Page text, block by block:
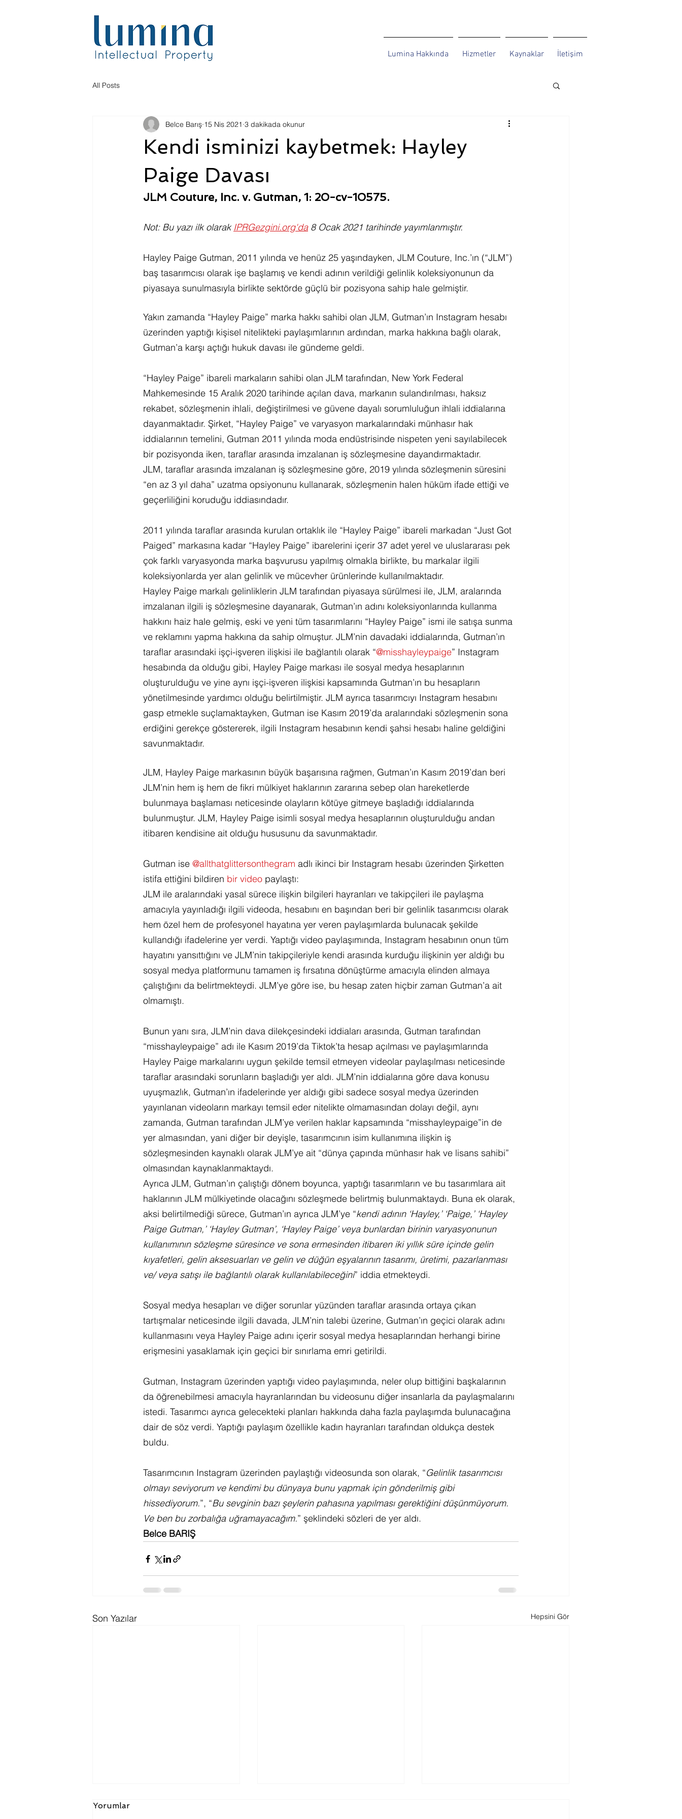
Lumina Hakkında Hizmetler Kaynaklar İletişim
All Posts
Kendi isminizi kaybetmek: Hayley
Paige Davası
Belce Barış 15 Nis 2021 3 dakikada okunur
JLM Couture, Inc. v. Gutman, 1: 20-cv-10575.
Not: Bu yazı ilk olarak IPRGezgini.org'da 8 Ocak 2021 tarihinde yayımlanmıştır.
Hayley Paige Gutman, 2011 yılında ve henüz 25 yaşındayken, JLM Couture, Inc.’ın (“JLM”)
baş tasarımcısı olarak işe başlamış ve kendi adının verildiği gelinlik koleksiyonunun da
piyasaya sunulmasıyla birlikte sektörde güçlü bir pozisyona sahip hale gelmiştir.
Yakın zamanda “Hayley Paige” marka hakkı sahibi olan JLM, Gutman’ın Instagram hesabı
üzerinden yaptığı kişisel nitelikteki paylaşımlarının ardından, marka hakkına bağlı olarak,
Gutman’a karşı açtığı hukuk davası ile gündeme geldi.
“Hayley Paige” ibareli markaların sahibi olan JLM tarafından, New York Federal
Mahkemesinde 15 Aralık 2020 tarihinde açılan dava, markanın sulandırılması, haksız
rekabet, sözleşmenin ihlali, değiştirilmesi ve güvene dayalı sorumluluğun ihlali iddialarına
dayanmaktadır. Şirket, “Hayley Paige” ve varyasyon markalarındaki münhasır hak
iddialarının temelini, Gutman 2011 yılında moda endüstrisinde nispeten yeni sayılabilecek
bir pozisyonda iken, taraflar arasında imzalanan iş sözleşmesine dayandırmaktadır.
JLM, taraflar arasında imzalanan iş sözleşmesine göre, 2019 yılında sözleşmenin süresini
“en az 3 yıl daha” uzatma opsiyonunu kullanarak, sözleşmenin halen hüküm ifade ettiği ve
geçerliliğini koruduğu iddiasındadır.
2011 yılında taraflar arasında kurulan ortaklık ile “Hayley Paige” ibareli markadan “Just Got
Paiged” markasına kadar “Hayley Paige” ibarelerini içerir 37 adet yerel ve uluslararası pek
çok farklı varyasyonda marka başvurusu yapılmış olmakla birlikte, bu markalar ilgili
koleksiyonlarda yer alan gelinlik ve mücevher ürünlerinde kullanılmaktadır.
Hayley Paige markalı gelinliklerin JLM tarafından piyasaya sürülmesi ile, JLM, aralarında
imzalanan ilgili iş sözleşmesine dayanarak, Gutman’ın adını koleksiyonlarında kullanma
hakkını haiz hale gelmiş, eski ve yeni tüm tasarımlarını “Hayley Paige” ismi ile satışa sunma
ve reklamını yapma hakkına da sahip olmuştur. JLM’nin davadaki iddialarında, Gutman’ın
taraflar arasındaki işçi-işveren ilişkisi ile bağlantılı olarak “@misshayleypaige” Instagram
hesabında da olduğu gibi, Hayley Paige markası ile sosyal medya hesaplarının
oluşturulduğu ve yine aynı işçi-işveren ilişkisi kapsamında Gutman’ın bu hesapların
yönetilmesinde yardımcı olduğu belirtilmiştir. JLM ayrıca tasarımcıyı Instagram hesabını
gasp etmekle suçlamaktayken, Gutman ise Kasım 2019’da aralarındaki sözleşmenin sona
erdiğini gerekçe göstererek, ilgili Instagram hesabının kendi şahsi hesabı haline geldiğini
savunmaktadır.
JLM, Hayley Paige markasının büyük başarısına rağmen, Gutman’ın Kasım 2019’dan beri
JLM’nin hem iş hem de fikri mülkiyet haklarının zararına sebep olan hareketlerde
bulunmaya başlaması neticesinde olayların kötüye gitmeye başladığı iddialarında
bulunmuştur. JLM, Hayley Paige isimli sosyal medya hesaplarının oluşturulduğu andan
itibaren kendisine ait olduğu hususunu da savunmaktadır.
Gutman ise @allthatglittersonthegram adlı ikinci bir Instagram hesabı üzerinden Şirketten
istifa ettiğini bildiren bir video paylaştı:
JLM ile aralarındaki yasal sürece ilişkin bilgileri hayranları ve takipçileri ile paylaşma
amacıyla yayınladığı ilgili videoda, hesabını en başından beri bir gelinlik tasarımcısı olarak
hem özel hem de profesyonel hayatına yer veren paylaşımlarda bulunacak şekilde
kullandığı ifadelerine yer verdi. Yaptığı video paylaşımında, Instagram hesabının onun tüm
hayatını yansıttığını ve JLM’nin takipçileriyle kendi arasında kurduğu ilişkinin yer aldığı bu
sosyal medya platformunu tamamen iş fırsatına dönüştürme amacıyla elinden almaya
çalıştığını da belirtmekteydi. JLM’ye göre ise, bu hesap zaten hiçbir zaman Gutman’a ait
olmamıştı.
Bunun yanı sıra, JLM’nin dava dilekçesindeki iddiaları arasında, Gutman tarafından
“misshayleypaige” adı ile Kasım 2019’da Tiktok’ta hesap açılması ve paylaşımlarında
Hayley Paige markalarını uygun şekilde temsil etmeyen videolar paylaşılması neticesinde
taraflar arasındaki sorunların başladığı yer aldı. JLM’nin iddialarına göre dava konusu
uyuşmazlık, Gutman’ın ifadelerinde yer aldığı gibi sadece sosyal medya üzerinden
yayınlanan videoların markayı temsil eder nitelikte olmamasından dolayı değil, aynı
zamanda, Gutman tarafından JLM’ye verilen haklar kapsamında “misshayleypaige”in de
yer almasından, yani diğer bir deyişle, tasarımcının isim kullanımına ilişkin iş
sözleşmesinden kaynaklı olarak JLM’ye ait “dünya çapında münhasır hak ve lisans sahibi”
olmasından kaynaklanmaktaydı.
Ayrıca JLM, Gutman’ın çalıştığı dönem boyunca, yaptığı tasarımların ve bu tasarımlara ait
haklarının JLM mülkiyetinde olacağını sözleşmede belirtmiş bulunmaktaydı. Buna ek olarak,
aksi belirtilmediği sürece, Gutman’ın ayrıca JLM’ye “kendi adının ‘Hayley,’ ‘Paige,’ ‘Hayley
Paige Gutman,’ ‘Hayley Gutman’, ‘Hayley Paige’ veya bunlardan birinin varyasyonunun
kullanımının sözleşme süresince ve sona ermesinden itibaren iki yıllık süre içinde gelin
kıyafetleri, gelin aksesuarları ve gelin ve düğün eşyalarının tasarımı, üretimi, pazarlanması
ve/ veya satışı ile bağlantılı olarak kullanılabileceğini” iddia etmekteydi.
Sosyal medya hesapları ve diğer sorunlar yüzünden taraflar arasında ortaya çıkan
tartışmalar neticesinde ilgili davada, JLM’nin talebi üzerine, Gutman’ın geçici olarak adını
kullanmasını veya Hayley Paige adını içerir sosyal medya hesaplarından herhangi birine
erişmesini yasaklamak için geçici bir sınırlama emri getirildi.
Gutman, Instagram üzerinden yaptığı video paylaşımında, neler olup bittiğini başkalarının
da öğrenebilmesi amacıyla hayranlarından bu videosunu diğer insanlarla da paylaşmalarını
istedi. Tasarımcı ayrıca gelecekteki planları hakkında daha fazla paylaşımda bulunacağına
dair de söz verdi. Yaptığı paylaşım özellikle kadın hayranları tarafından oldukça destek
buldu.
Tasarımcının Instagram üzerinden paylaştığı videosunda son olarak, “Gelinlik tasarımcısı
olmayı seviyorum ve kendimi bu dünyaya bunu yapmak için gönderilmiş gibi
hissediyorum.”, “Bu sevginin bazı şeylerin pahasına yapılması gerektiğini düşünmüyorum.
Ve ben bu zorbalığa uğramayacağım.” şeklindeki sözleri de yer aldı.
Belce BARIŞ
Son Yazılar Hepsini Gör
Yorumlar